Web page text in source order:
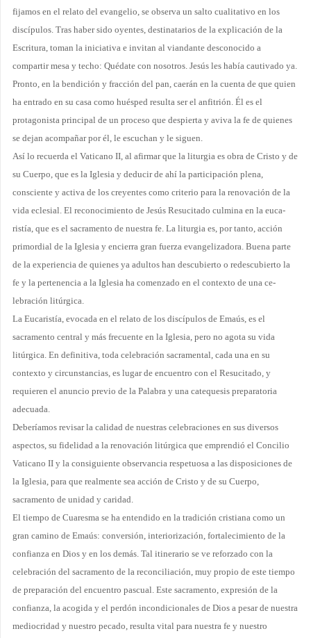
fijamos en el relato del evangelio, se observa un salto cualitativo en los
discípulos. Tras haber sido oyentes, destinatarios de la explicación de la
Escritura, toman la iniciativa e invitan al viandante desconocido a
compartir mesa y techo: Quédate con nosotros. Jesús les había cautivado ya.
Pronto, en la bendición y fracción del pan, caerán en la cuenta de que quien
ha entrado en su casa como huésped resulta ser el anfitrión. Él es el
protagonista principal de un proceso que despierta y aviva la fe de quienes
se dejan acompañar por él, le escuchan y le siguen.
Así lo recuerda el Vaticano II, al afirmar que la liturgia es obra de Cristo y de
su Cuerpo, que es la Iglesia y deducir de ahí la participación plena,
consciente y activa de los creyentes como criterio para la renovación de la
vida eclesial. El reconocimiento de Jesús Resucitado culmina en la euca­
ristía, que es el sacramento de nuestra fe. La liturgia es, por tanto, acción
primordial de la Iglesia y encierra gran fuerza evangelizadora. Buena parte
de la experiencia de quienes ya adultos han des­cubierto o redescubierto la
fe y la pertenencia a la Iglesia ha comenzado en el contexto de una ce­
lebración litúrgica.
La Eucaristía, evocada en el relato de los discípulos de Emaús, es el
sacramento central y más frecuente en la Iglesia, pero no agota su vida
litúrgica. En definitiva, toda celebración sacramental, cada una en su
contexto y circunstancias, es lugar de encuentro con el Resucitado, y
requieren el anuncio previo de la Palabra y una catequesis preparatoria
adecuada.
Deberíamos revisar la calidad de nuestras celebraciones en sus diversos
aspectos, su fidelidad a la renovación litúrgica que emprendió el Concilio
Vaticano II y la consiguiente observancia respetuosa a las disposiciones de
la Iglesia, para que realmente sea acción de Cristo y de su Cuerpo,
sacramento de unidad y caridad.
El tiempo de Cuaresma se ha entendido en la tradición cristiana como un
gran camino de Emaús: conversión, interiorización, fortalecimiento de la
confianza en Dios y en los demás. Tal itinerario se ve reforzado con la
celebración del sacramento de la reconciliación, muy propio de este tiempo
de preparación del encuentro pascual. Este sacramento, expresión de la
confianza, la acogida y el perdón incondicionales de Dios a pesar de nuestra
mediocridad y nuestro pecado, resulta vital para nuestra fe y nuestro